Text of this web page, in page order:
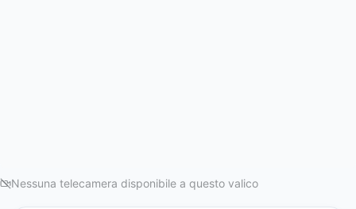
Nessuna telecamera disponibile a questo valico